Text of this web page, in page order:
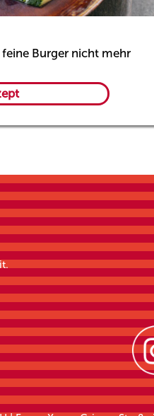
feine Burger nicht mehr